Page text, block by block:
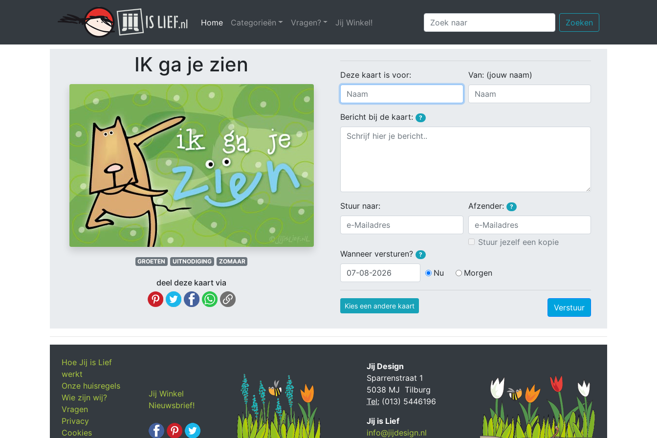
Home (huidige)
Categorieën Vragen? Jij Winkel! Zoeken
IK ga je zien
GROETEN UITNODIGING ZOMAAR
deel deze kaart via
Deze kaart is voor: Van: (jouw naam)
Bericht bij de kaart: ?
Stuur naar: Afzender: ?
Stuur jezelf een kopie
Wanneer versturen?
?
Nu Morgen
Kies een andere kaart Verstuur
Hoe Jij is Lief
werkt
Onze huisregels
Wie zijn wij?
Vragen
Privacy
Cookies
Jij Winkel
Nieuwsbrief!
Jij Design
Sparrenstraat 1
5038 MJ Tilburg
Tel: (013) 5446196
Jij is Lief
info@jijdesign.nl